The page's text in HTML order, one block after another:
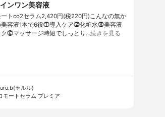
ンワン美容液
トco2セラム2,420円(税220円)こんなの無か
美容液1本で6役⓵導入ケア⓶化粧水⓷美容液
⓺マッサージ時短でしっとり…続きを見る
セルル)
モートセラム プレミア